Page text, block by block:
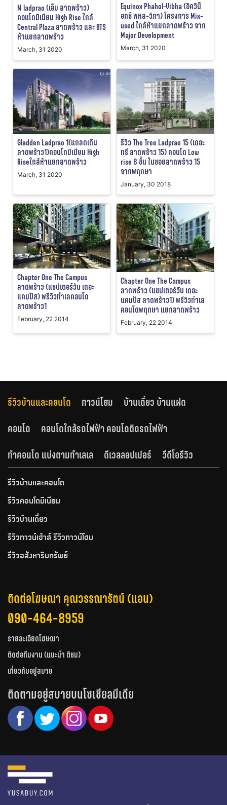
M ladprao (เอ็ม ลาดพร้าว)
คอนโดมิเนียม High Rise ใกล้
Central Plaza ลาดพร้าว และ BTS
ห้าแยกลาดพร้าว
March, 31 2020
Equinox Phahol-Vibha (อิควิน็
อกซ์ พหล-วิภา) โครงการ Mix-
used ใกล้ห้าแยกลาดพร้าว จาก
Major Development
March, 31 2020
Gladden Ladprao 1(แกลดเดิน
ลาดพร้าว1)คอนโดมิเนียม High
Riseใกล้ห้าแยกลาดพร้าว
March, 31 2020
รีวิว The Tree Ladprao 15 (เดอะ
ทรี ลาดพร้าว 15) คอนโด Low
rise 8 ชั้น ในซอยลาดพร้าว 15
จากพฤกษา
January, 30 2018
Chapter One The Campus
ลาดพร้าว (แชปเตอร์วัน เดอะ
แคมปัส) พรีวิวทำเลคอนโด
ลาดพร้าว1
February, 22 2014
Chapter One The Campus
ลาดพร้าว (แชปเตอร์วัน เดอะ
แคมปัส ลาดพร้าว1) พรีวิวทำเล
คอนโดพฤกษา แยกลาดพร้าว
February, 22 2014
รีวิวบ้านและคอนโด ทาวน์โฮม
บ้านเดี่ยว บ้านแฝด
คอนโด
คอนโดใกล้รถไฟฟ้า คอนโดติดรถไฟฟ้า
ทำคอนโด แบ่งตามทำเลเล
ดีเวลลอปเปอร์ วีดีโอรีวิว
รีวิวบ้านและคอนโด
รีวิวคอนโดมิเนียม
รีวิวบ้านเดี่ยว
รีวิวทาวน์เฮ้าส์ รีวิวทาวน์โฮม
รีวิวอสังหาริมทรัพย์
ติดต่อโฆษณา คุณวรรณารัตน์ (แอน)
090-464-8959
รายละเอียดโฆษณา
ติดต่อทีมงาน (แนะนำ ติชม)
เกี่ยวกับอยู่สบาย
ติดตามอยู่สบายบนโซเชียลมีเดีย